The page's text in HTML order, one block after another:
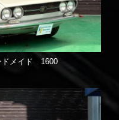
メイド 1600